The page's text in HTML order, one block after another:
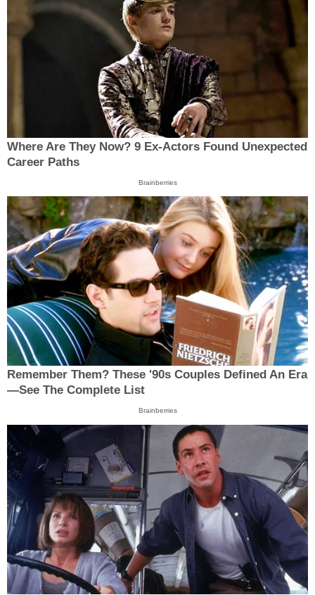
Where Are They Now? 9 Ex-Actors Found Unexpected
Career Paths
Brainberries
Remember Them? These '90s Couples Defined An Era
—See The Complete List
Brainberries